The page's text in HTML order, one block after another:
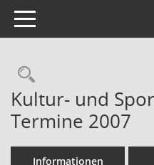
Toggle navigation
Kultur- und
Termine 2007
Informationen